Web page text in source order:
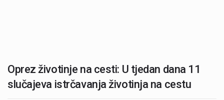
Oprez životinje na cesti: U tjedan dana 11
slučajeva istrčavanja životinja na cestu